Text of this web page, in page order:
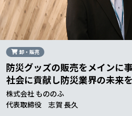
卸・販売
防災グッズの販売をメインに
社会に貢献し防災業界の未来
株式会社 もののふ
代表取締役 志賀 長久